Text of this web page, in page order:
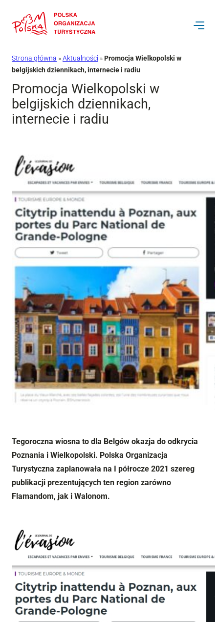
do
Strona główna »Aktualności »Promocja Wielkopolski w
belgijskich dziennikach, internecie i radiu
Promocja Wielkopolski w
belgijskich dziennikach,
internecie i radiu
Tegoroczna wiosna to dla Belgów okazja do odkrycia
Poznania i Wielkopolski. Polska Organizacja
Turystyczna zaplanowała na I półrocze 2021 szereg
publikacji prezentujących ten region zarówno
Flamandom, jak i Walonom.